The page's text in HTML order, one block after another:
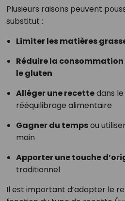
Plusieurs raisons peuvent
substitut :
Limiter les matières
Réduire la
le gluten
Alléger une recettedans le
rééquilibrage alimentaire
Gagner du tempsou
main
Apporter une touche
traditionnel
Il est important d’adapter le